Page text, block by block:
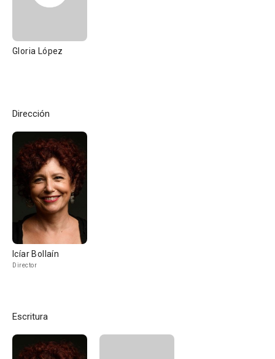
Gloria López
Dirección
Icíar Bollaín
Director
Escritura